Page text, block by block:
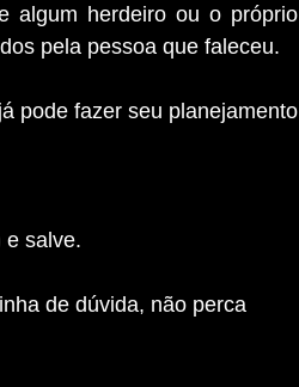
algum herdeiro ou o próprio
pela pessoa que faleceu.
pode fazer seu planejamento
e salve.
de dúvida, não perca